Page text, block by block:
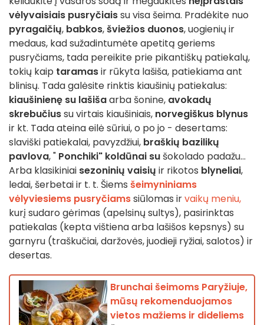
vėlyvaisiais pusryčiaissu visa šeima. Pradėkite nuo
pyragaičių, babkos,šviežios duonos, uogienių ir
medaus, kad sužadintumėte apetitą geriems
pusryčiams, tada pereikite prie pikantiškų patiekalų,
tokių kaip taramasir rūkyta lašiša, patiekiama ant
blinisų. Tada galėsite rinktis kiaušinių patiekalus:
kiaušinienę su lašišaarba šonine, avokadų
skrebučiussu virtais kiaušiniais, norvegiškus blynus
ir kt. Tada ateina eilė sūriui, o po jo - desertams:
slaviški patiekalai, pavyzdžiui, braškių bazilikų
pavlova, " Ponchiki" koldūnai su šokolado padažu...
Arba klasikiniai sezoninių vaisių ir rikotos blyneliai,
ledai, šerbetai ir t. t. Šiems šeimyniniams
vėlyviesiems pusryčiamssiūlomas irvaikų meniu,
kurį sudaro gėrimas (apelsinų sultys), pasirinktas
patiekalas (kepta vištiena arba lašišos kepsnys) su
garnyru (traškučiai, daržovės, juodieji ryžiai, salotos) ir
desertas.
Brunchai šeimoms Paryžiuje,
mūsų rekomenduojamos
vietos mažiems ir dideliems